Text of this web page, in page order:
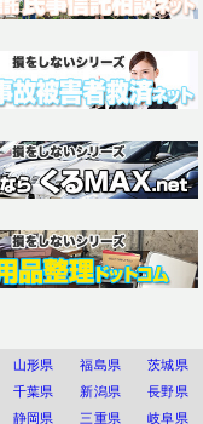
山形県 福島県
茨城県
千葉県 新潟県
長野県
静岡県 三重県 岐阜県